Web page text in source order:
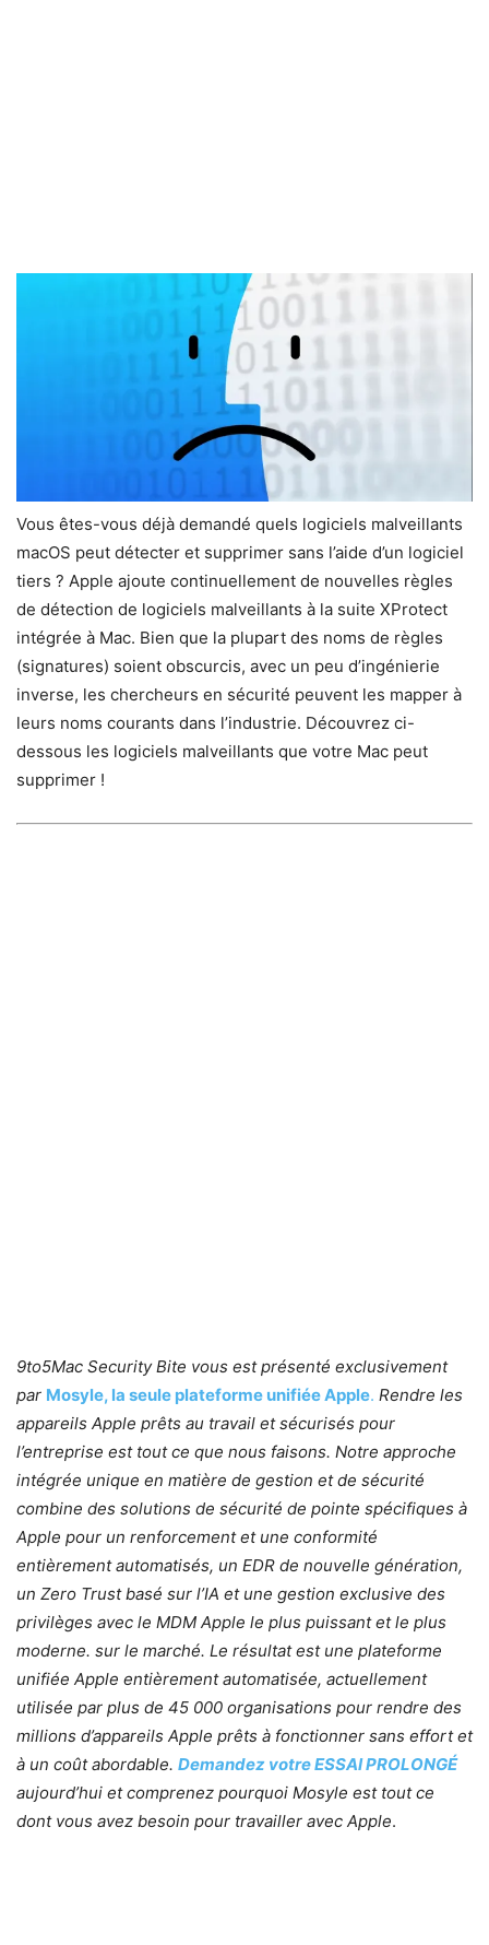
Vous êtes-vous déjà demandé quels logiciels malveillants
macOS peut détecter et supprimer sans l’aide d’un logiciel
tiers ? Apple ajoute continuellement de nouvelles règles
de détection de logiciels malveillants à la suite XProtect
intégrée à Mac. Bien que la plupart des noms de règles
(signatures) soient obscurcis, avec un peu d’ingénierie
inverse, les chercheurs en sécurité peuvent les mapper à
leurs noms courants dans l’industrie. Découvrez ci-
dessous les logiciels malveillants que votre Mac peut
supprimer !
9to5Mac Security Bite vous est présenté exclusivement
par Mosyle, la seule plateforme unifiée Apple. Rendre les
appareils Apple prêts au travail et sécurisés pour
l’entreprise est tout ce que nous faisons. Notre approche
intégrée unique en matière de gestion et de sécurité
combine des solutions de sécurité de pointe spécifiques à
Apple pour un renforcement et une conformité
entièrement automatisés, un EDR de nouvelle génération,
un Zero Trust basé sur l’IA et une gestion exclusive des
privilèges avec le MDM Apple le plus puissant et le plus
moderne. sur le marché. Le résultat est une plateforme
unifiée Apple entièrement automatisée, actuellement
utilisée par plus de 45 000 organisations pour rendre des
millions d’appareils Apple prêts à fonctionner sans effort et
à un coût abordable. Demandez votre ESSAI PROLONGÉ
aujourd’hui et comprenez pourquoi Mosyle est tout ce
dont vous avez besoin pour travailler avec Apple.